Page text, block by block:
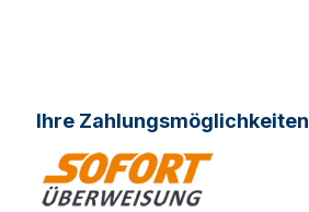
Ihre Zahlungsmöglichkeiten